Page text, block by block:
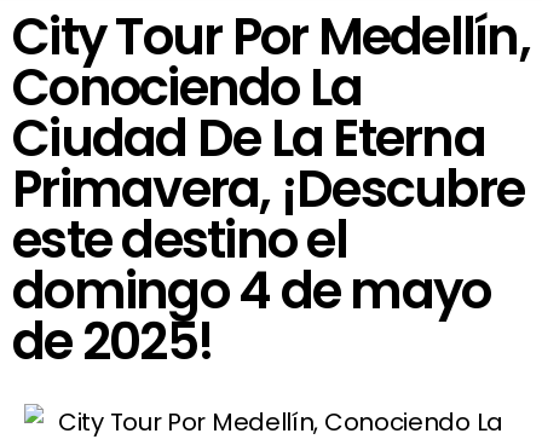
City Tour Por Medellín,
Conociendo La
Ciudad De La Eterna
Primavera, ¡Descubre
este destino el
domingo 4 de mayo
de 2025!